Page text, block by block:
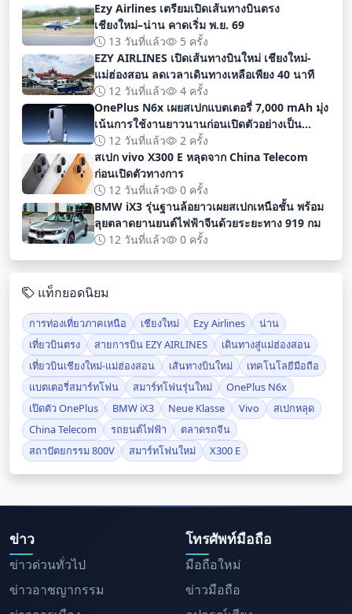
Ezy Airlines เตรียมเปิดเส้นทางบินตรง
เชียงใหม่–น่าน คาดเริ่ม พ.ย. 69
13 วันที่แล้ว
5 ครั้ง
EZY AIRLINES เปิดเส้นทางบินใหม่ เชียงใหม่-
แม่ฮ่องสอน ลดเวลาเดินทางเหลือเพียง 40 นาที
12 วันที่แล้ว
4 ครั้ง
OnePlus N6x เผยสเปกแบตเตอรี่ 7,000 mAh มุ่ง
เน้นการใช้งานยาวนานก่อนเปิดตัวอย่างเป็น
ทางการ
12 วันที่แล้ว
2 ครั้ง
สเปก vivo X300 E หลุดจาก China Telecom
ก่อนเปิดตัวทางการ
12 วันที่แล้ว
0 ครั้ง
BMW iX3 รุ่นฐานล้อยาวเผยสเปกเหนือชั้น พร้อม
ลุยตลาดยานยนต์ไฟฟ้าจีนด้วยระยะทาง 919 กม
12 วันที่แล้ว
0 ครั้ง
แท็กยอดนิยม
การท่องเที่ยวภาคเหนือ เชียงใหม่ Ezy Airlines
น่าน
เที่ยวบินตรง
สายการบิน EZY AIRLINES
เดินทางสู่แม่ฮ่องสอน
เที่ยวบินเชียงใหม่-แม่ฮ่องสอน
เส้นทางบินใหม่
เทคโนโลยีมือถือ
แบตเตอรี่สมาร์ทโฟน
สมาร์ทโฟนรุ่นใหม่
OnePlus N6x
เปิดตัว OnePlus
BMW iX3 Neue Klasse Vivo
สเปกหลุด
China Telecom
รถยนต์ไฟฟ้า
ตลาดรถจีน
สถาปัตยกรรม 800V
สมาร์ทโฟนใหม่ X300 E
ข่าว
ข่าวด่วนทั่วไป
ข่าวอาชญากรรม
โทรศัพท์มือถือ
มือถือใหม่
ข่าวมือถือ